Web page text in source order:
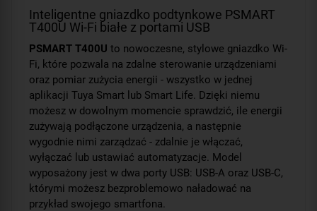
Inteligentne gniazdko podtynkowe PSMART
T400U Wi-Fi białe z portami USB
PSMART T400U to nowoczesne, stylowe gniazdko Wi-
Fi, które pozwala na zdalne sterowanie urządzeniami
oraz pomiar zużycia energii - wszystko w jednej
aplikacji Tuya Smart lub Smart Life. Dzięki niemu
możesz w dowolnym momencie sprawdzić, ile energii
zużywają podłączone urządzenia, a następnie
wygodnie nimi zarządzać - zdalnie je włączać,
wyłączać lub ustawiać automatyzacje. Model
wyposażony jest w dwa porty USB: USB-A oraz USB-C,
którymi możesz bezproblemowo naładować na
przykład swojego smartfona.